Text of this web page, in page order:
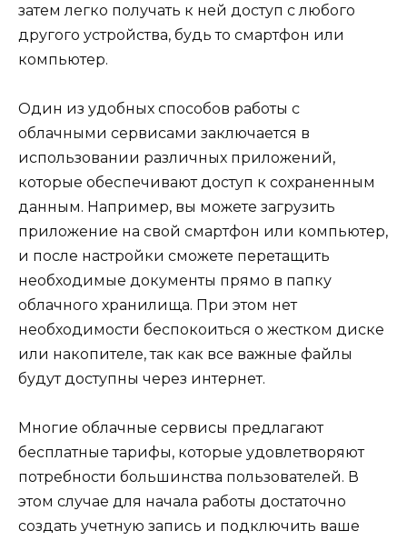
затем легко получать к ней доступ с любого
другого устройства, будь то смартфон или
компьютер.
Один из удобных способов работы с
облачными сервисами заключается в
использовании различных приложений,
которые обеспечивают доступ к сохраненным
данным. Например, вы можете загрузить
приложение на свой смартфон или компьютер,
и после настройки сможете перетащить
необходимые документы прямо в папку
облачного хранилища. При этом нет
необходимости беспокоиться о жестком диске
или накопителе, так как все важные файлы
будут доступны через интернет.
Многие облачные сервисы предлагают
бесплатные тарифы, которые удовлетворяют
потребности большинства пользователей. В
этом случае для начала работы достаточно
создать учетную запись и подключить ваше